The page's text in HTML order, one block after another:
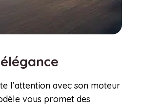
l’attention avec son moteur
vous promet des